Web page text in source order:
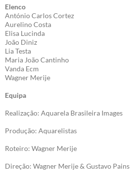
Elenco
António Carlos Cortez
Aurelino Costa
Elisa Lucinda
João Diniz
Lia Testa
Maria João Cantinho
Vanda Ecm
Wagner Merije
Equipa
Realização: Aquarela Brasileira Images
Produção: Aquarelistas
Roteiro: Wagner Merije
Direção: Wagner Merije & Gustavo Pains